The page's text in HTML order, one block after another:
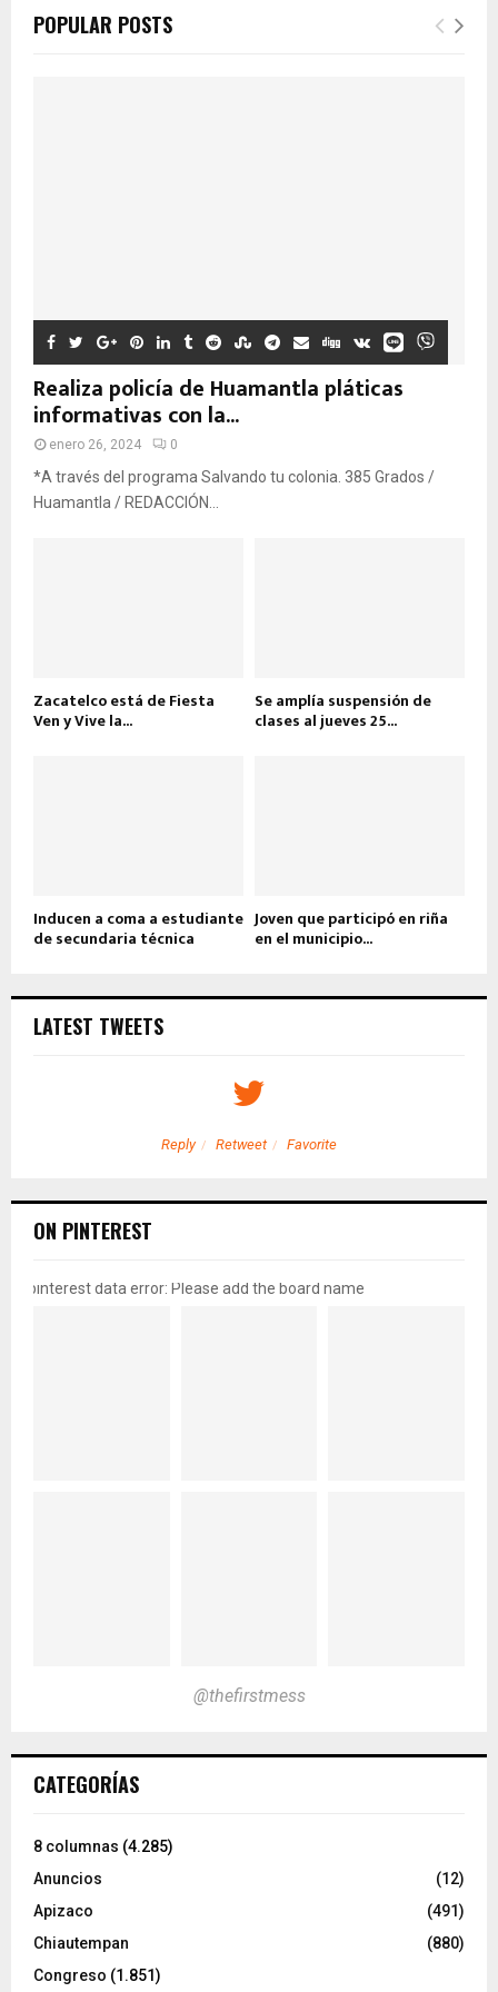
POPULAR POSTS
Realiza policía de Huamantla pláticas
informativas con la...
enero 26, 2024 0
*A través del programa Salvando tu colonia. 385 Grados /
Huamantla / REDACCIÓN...
Zacatelco está de Fiesta
Ven y Vive la...
Se amplía suspensión de
clases al jueves 25...
Inducen a coma a estudiante
de secundaria técnica
Joven que participó en riña
en el municipio...
LATEST TWEETS
Reply Retweet Favorite
ON PINTEREST
pinterest data error: Please add the board name
@thefirstmess
CATEGORÍAS
8 columnas (4.285)
Anuncios
(12)
Apizaco
(491)
Chiautempan
(880)
Congreso (1.851)